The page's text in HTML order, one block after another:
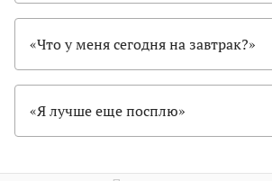
«Что у меня сегодня на завтрак?»
«Я лучше еще посплю»